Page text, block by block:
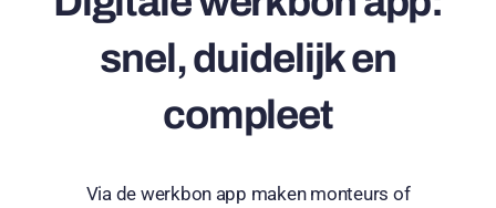
snel, duidelijk en
compleet
Via de werkbon app maken monteurs of